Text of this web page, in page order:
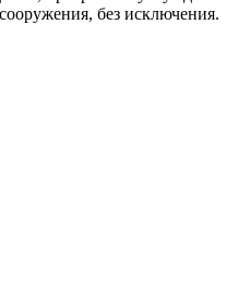
без исключения.